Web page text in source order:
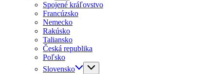
Spojené kráľovstvo
Francúzsko
Nemecko
Rakúsko
Taliansko
Česká republika
Poľsko
Slovensko